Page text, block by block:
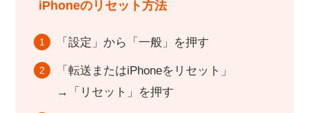
iPhoneのリセット方法
「設定」から「一般」を押す
「転送またはiPhoneをリセット」
→「リセット」を押す